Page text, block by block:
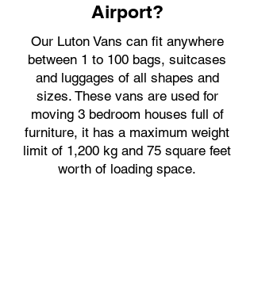
Airport?
Our Luton Vans can fit anywhere
between 1 to 100 bags, suitcases
and luggages of all shapes and
sizes. These vans are used for
moving 3 bedroom houses full of
furniture, it has a maximum weight
limit of 1,200 kg and 75 square feet
worth of loading space.